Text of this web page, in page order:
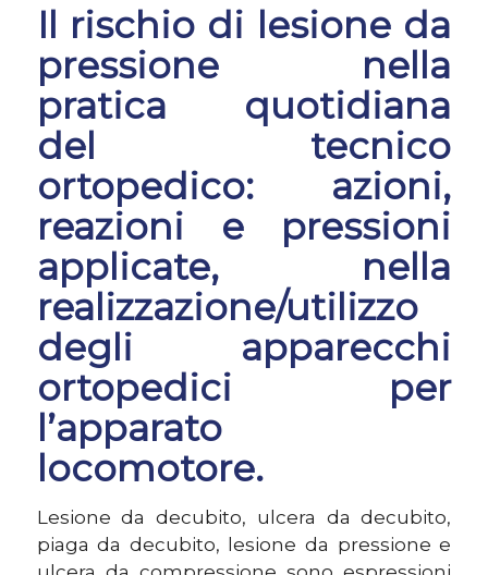
Il rischio di lesione da
pressione nella
pratica quotidiana
del tecnico
ortopedico: azioni,
reazioni e pressioni
applicate, nella
realizzazione/utilizzo
degli apparecchi
ortopedici per
l’apparato
locomotore.
Lesione da decubito, ulcera da decubito,
piaga da decubito, lesione da pressione e